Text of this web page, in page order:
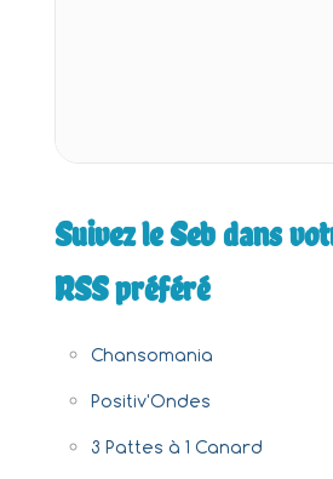
Suivez le Seb dans
RSS préféré
Chansomania
Positiv'Ondes
3 Pattes à 1 Canard